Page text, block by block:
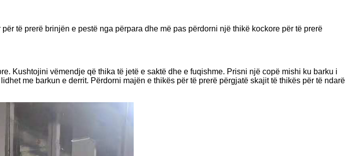
të prerë brinjën e pestë nga përpara dhe më pas përdorni një thikë kockore për të prerë
Kushtojini vëmendje që thika të jetë e saktë dhe e fuqishme. Prisni një copë mishi ku barku i
me barkun e derrit. Përdorni majën e thikës për të prerë përgjatë skajit të thikës për të ndarë